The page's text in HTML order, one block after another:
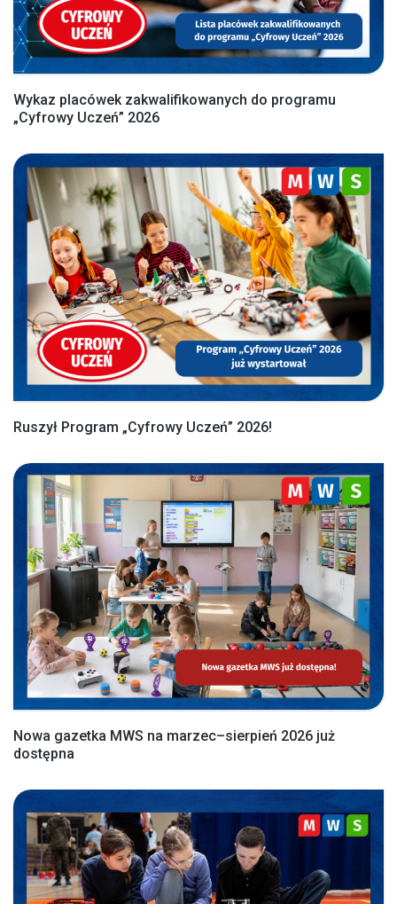
Wykaz placówek zakwalifikowanych do programu
„Cyfrowy Uczeń” 2026
Ruszył Program „Cyfrowy Uczeń” 2026!
Nowa gazetka MWS na marzec–sierpień 2026 już
dostępna